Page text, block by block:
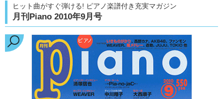
ヒット曲がすぐ弾ける! ピアノ楽譜付き充実マガジン
月刊Piano 2010年9月号